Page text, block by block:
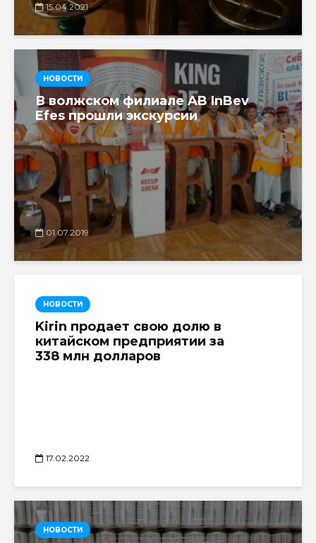
15.04.2021
НОВОСТИ
В волжском филиале AB InBev
Efes прошли экскурсии
01.07.2019
НОВОСТИ
Kirin продает свою долю в
китайском предприятии за
338 млн долларов
17.02.2022
НОВОСТИ